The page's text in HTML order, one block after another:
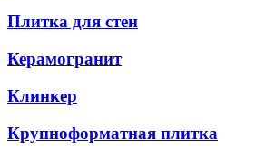
Плитка для стен
Керамогранит
Клинкер
Крупноформатная плитка